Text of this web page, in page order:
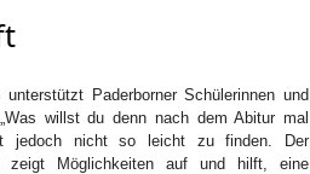
Paderborner Schülerinnen und
willst du denn nach dem Abitur mal
jedoch nicht so leicht zu finden. Der
zeigt Möglichkeiten auf und hilft, eine